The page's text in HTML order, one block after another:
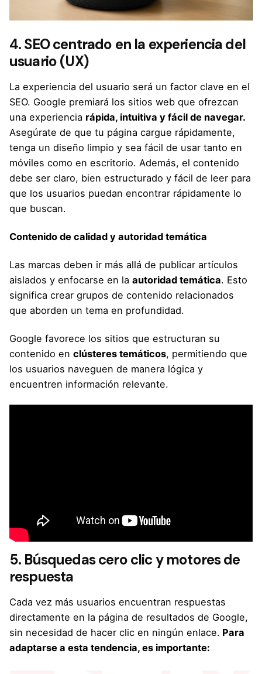
4. SEO centrado en la experiencia del
usuario (UX)
La experiencia del usuario será un factor clave en el
SEO. Google premiará los sitios web que ofrezcan
una experiencia rápida, intuitiva y fácil de navegar.
Asegúrate de que tu página cargue rápidamente,
tenga un diseño limpio y sea fácil de usar tanto en
móviles como en escritorio. Además, el contenido
debe ser claro, bien estructurado y fácil de leer para
que los usuarios puedan encontrar rápidamente lo
que buscan.
Contenido de calidad y autoridad temática
Las marcas deben ir más allá de publicar artículos
aislados y enfocarse en la autoridad temática. Esto
significa crear grupos de contenido relacionados
que aborden un tema en profundidad.
Google favorece los sitios que estructuran su
contenido en clústeres temáticos, permitiendo que
los usuarios naveguen de manera lógica y
encuentren información relevante.
5. Búsquedas cero clic y motores de
respuesta
Cada vez más usuarios encuentran respuestas
directamente en la página de resultados de Google,
sin necesidad de hacer clic en ningún enlace. Para
adaptarse a esta tendencia, es importante: